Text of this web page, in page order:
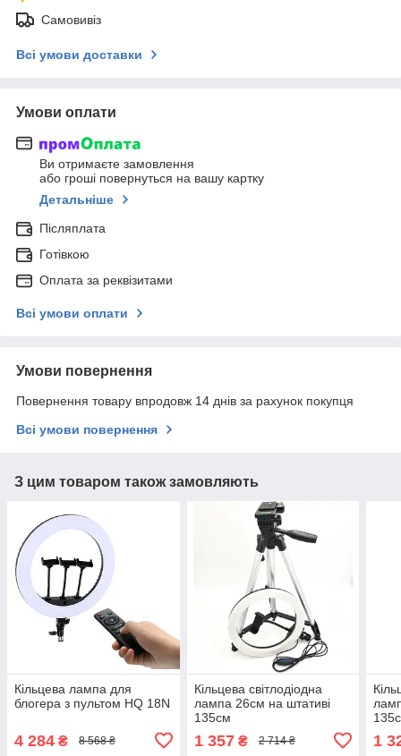
Самовивіз
Всі умови доставки
Умови оплати
Ви отримаєте замовлення
або гроші повернуться на вашу картку
Детальніше
Післяплата
Готівкою
Оплата за реквізитами
Всі умови оплати
Умови повернення
Повернення товару впродовж 14 днів за рахунок покупця
Всі умови повернення
З цим товаром також замовляють
Кільцева лампа для
блогера з пультом HQ 18N
4 284 ₴ 8 568 ₴
Кільцева світлодіодна
лампа 26см на штативі
135см
1 357₴ 2 714 ₴ 1